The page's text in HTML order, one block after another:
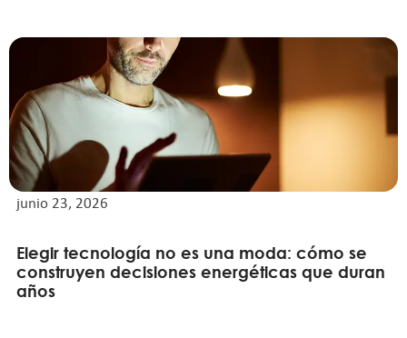
junio 23, 2026
Elegir tecnología no es una moda: cómo se
construyen decisiones energéticas que duran
años